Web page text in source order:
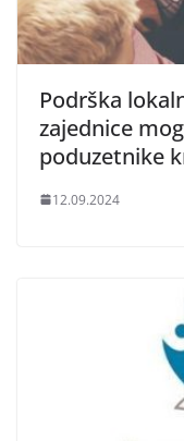
Podrška
zajednice
poduzetnike
12.09.2024